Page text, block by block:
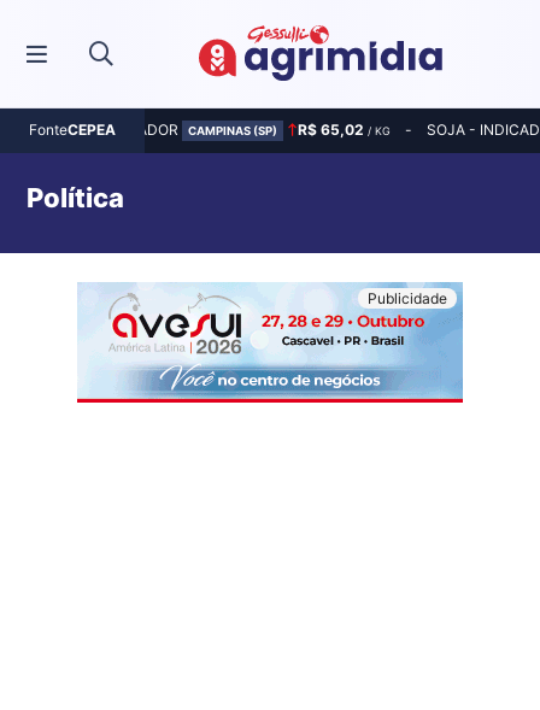
FonteCEPEA
MILHO - INDICADOR CAMPINAS (SP) R$ 65,02 / KG SOJA -
Política